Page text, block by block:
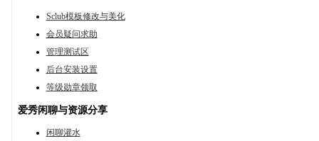
Sclub模板修改与美化
会员疑问求助
管理测试区
后台安装设置
等级勋章领取
爱秀闲聊与资源分享
闲聊灌水